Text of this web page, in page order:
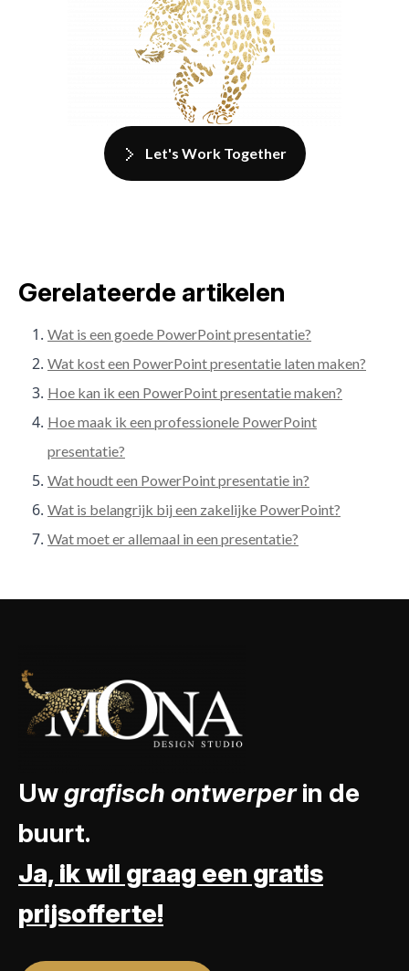
Let's Work Together
Gerelateerde artikelen
Wat is een goede PowerPoint presentatie?
Wat kost een PowerPoint presentatie laten maken?
Hoe kan ik een PowerPoint presentatie maken?
Hoe maak ik een professionele PowerPoint
presentatie?
Wat houdt een PowerPoint presentatie in?
Wat is belangrijk bij een zakelijke PowerPoint?
Wat moet er allemaal in een presentatie?
Uwgrafisch ontwerperin de
buurt.
Ja, ik wil graag een gratis
prijsofferte!